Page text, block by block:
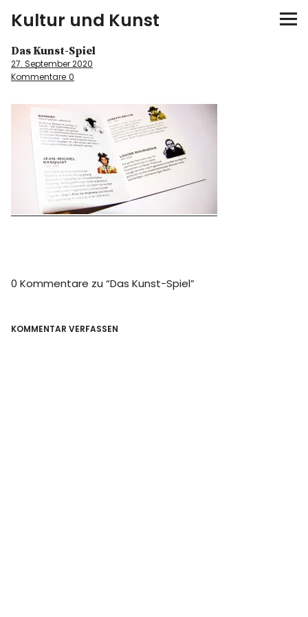
Kultur und Kunst
kultur & kunst
Spiele
Konzerte
Museen bei…
Über mich
Das Kunst-Spiel
27. September 2020
Kommentare 0
0 Kommentare zu “Das Kunst-Spiel”
KOMMENTAR VERFASSEN